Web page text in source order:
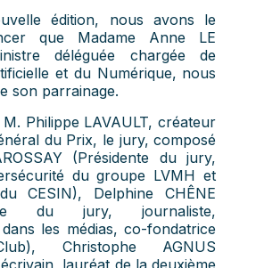
édition, nous avons le
que Madame Anne LE
déléguée chargée de
et du Numérique, nous
son parrainage.
M. Philippe LAVAULT, créateur
du Prix, le jury, composé
(Présidente du jury,
du groupe LVMH et
CESIN), Delphine CHÊNE
du jury, journaliste,
les médias, co-fondatrice
Christophe AGNUS
lauréat de la deuxième